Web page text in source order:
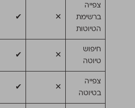
צפייה
ברשימת
הטיוטות
✕
✔
חיפוש
טיוטה
✕
✔
צפייה
בטיוטה
✕
✔